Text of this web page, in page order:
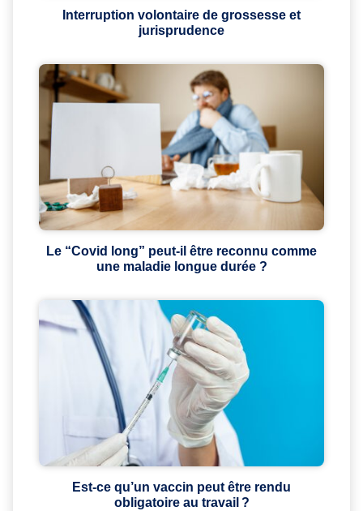
Interruption volontaire de grossesse et
jurisprudence
Le “Covid long” peut-il être reconnu comme
une maladie longue durée ?
Est-ce qu’un vaccin peut être rendu
obligatoire au travail ?